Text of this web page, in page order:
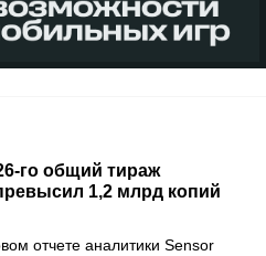
го общий тираж
1,2 млрд копий
отчете аналитики Sensor